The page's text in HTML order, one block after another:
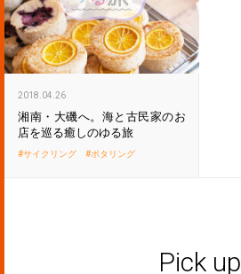
2018.04.26
湘南・大磯へ。海と古民家のお
店を巡る癒しのゆる旅
サイクリング ポタリング
Pick up